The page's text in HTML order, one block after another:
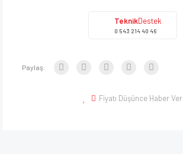
TeknikDestek
0 543 214 40 46
Paylaş:
Fiyatı Düşünce Haber Ver